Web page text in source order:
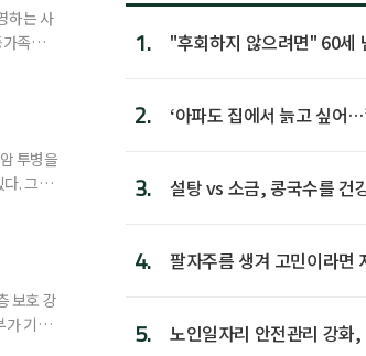
하는 사
족부
별 취
투병을
. 그러
보호 강
가 기존
1.
"후회하지 않으려면" 60세
2.
‘아파도 집에서 늙고 싶어
3. 설탕 vs 소금, 콩국수를 건
4. 팔자주름 생겨 고민이라면
5.
노인일자리 안전관리 강화